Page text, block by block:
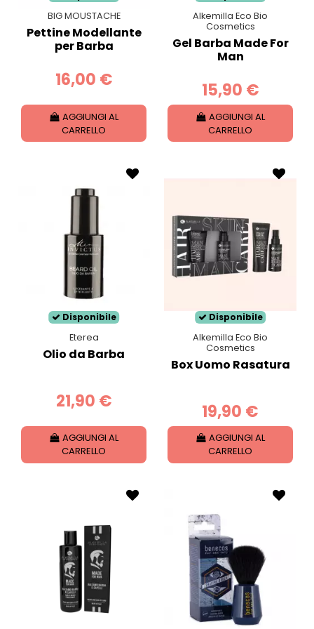
BIG MOUSTACHE
Pettine Modellante
per Barba
16,00 €
AGGIUNGI AL
CARRELLO
Alkemilla Eco Bio
Cosmetics
Gel Barba Made For
Man
15,90 €
AGGIUNGI AL
CARRELLO
Disponibile
Eterea
Olio da Barba
21,90 €
AGGIUNGI AL
CARRELLO
Disponibile
Alkemilla Eco Bio
Cosmetics
Box Uomo Rasatura
19,90 €
AGGIUNGI AL
CARRELLO